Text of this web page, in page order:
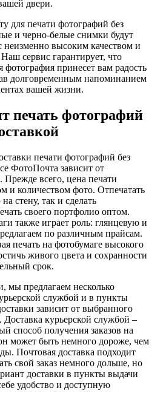
двери.
для печати фотографий без
и черно-белые снимки будут
высоким качеством и
сервис гарантирует, что
фотография принесет вам радость
долговременным напоминанием
вашей жизни.
печать фотографий
печати фотографий без
ФотоПочта зависит от
Прежде всего, цена печати
и количеством фото. Отпечатать
стену, так и сделать
своего портфолио оптом.
также играет роль: глянцевую и
по различным прайсам.
печать на фотобумаге высокого
живого цвета и сохранности
срок.
мы предлагаем несколько
службой и в пункты
зависит от выбранного
Доставка курьерской службой –
способ получения заказов на
может быть немного дороже, чем
Почтовая доставка подходит
свой заказ немного дольше, но
доставки в пункты выдачи
удобство и доступную